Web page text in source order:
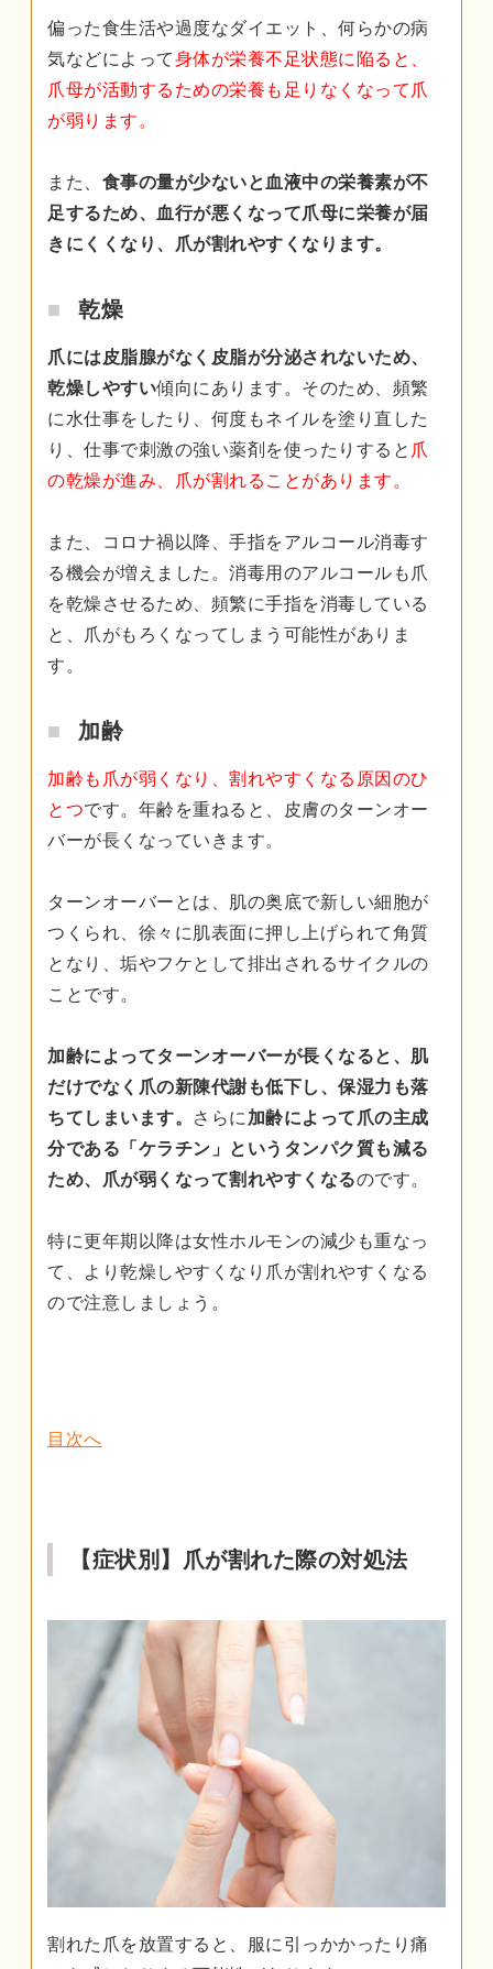
偏った食生活や過度なダイエット、何らかの病
気などによって身体が栄養不足状態に陥ると、
爪母が活動するための栄養も足りなくなって爪
が弱ります。
また、 食事の量が少ないと血液中の栄養素が不
足するため、血行が悪くなって爪母に栄養が届
きにくくなり、爪が割れやすくなります。
乾燥
爪には皮脂腺がなく皮脂が分泌されないため、
乾燥しやすい傾向にあります。そのため、頻繁
に水仕事をしたり、何度もネイルを塗り直した
り、仕事で刺激の強い薬剤を使ったりすると 爪
の乾燥が進み、爪が割れることがあります。
また、コロナ禍以降、手指をアルコール消毒す
る機会が増えました。消毒用のアルコールも爪
を乾燥させるため、頻繁に手指を消毒している
と、爪がもろくなってしまう可能性がありま
す。
加齢
加齢も爪が弱くなり、割れやすくなる原因のひ
とつです。年齢を重ねると、皮膚のターンオー
バーが長くなっていきます。
ターンオーバーとは、肌の奥底で新しい細胞が
つくられ、徐々に肌表面に押し上げられて角質
となり、垢やフケとして排出されるサイクルの
ことです。
加齢によってターンオーバーが長くなると、肌
だけでなく爪の新陳代謝も低下し、保湿力も落
ちてしまいます。
さらに加齢によって爪の主成
分である「ケラチン」というタンパク質も減る
ため、爪が弱くなって割れやすくなるのです。
特に更年期以降は女性ホルモンの減少も重なっ
て、より乾燥しやすくなり爪が割れやすくなる
ので注意しましょう。
目次へ
【症状別】爪が割れた際の対処法
割れた爪を放置すると、服に引っかかったり痛